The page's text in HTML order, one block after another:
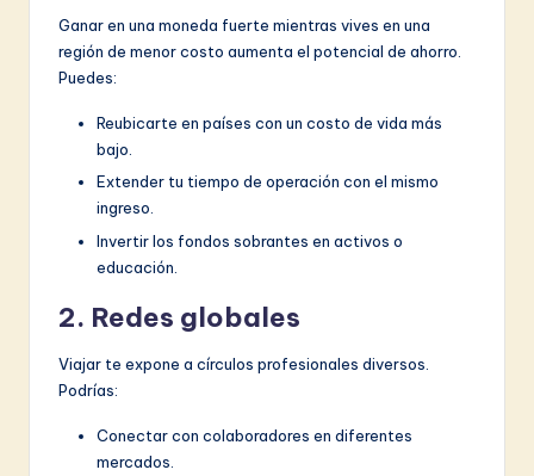
Ganar en una moneda fuerte mientras vives en una
región de menor costo aumenta el potencial de ahorro.
Puedes:
Reubicarte en países con un costo de vida más
bajo.
Extender tu tiempo de operación con el mismo
ingreso.
Invertir los fondos sobrantes en activos o
educación.
2. Redes globales
Viajar te expone a círculos profesionales diversos.
Podrías:
Conectar con colaboradores en diferentes
mercados.